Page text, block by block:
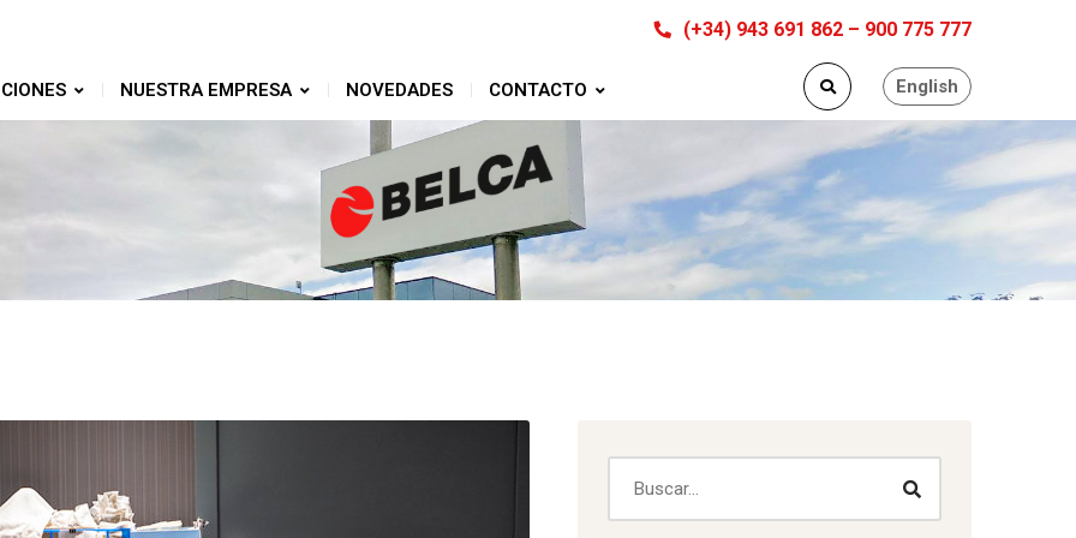
(+34) 943 691 862 – 900 775 777
English
NUESTRA EMPRESA NOVEDADES CONTACTO